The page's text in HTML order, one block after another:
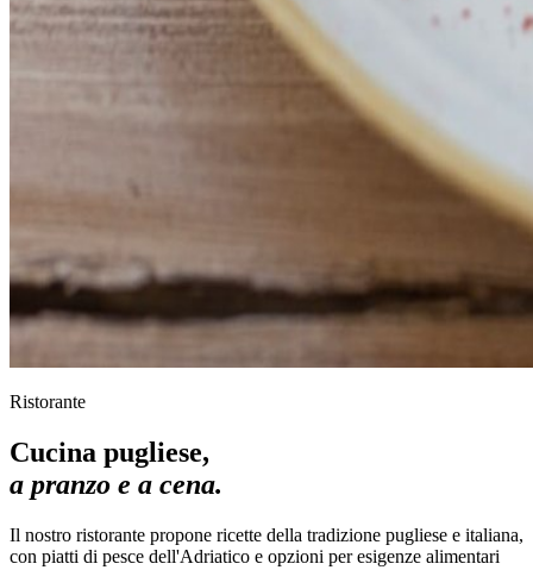
Ristorante
Cucina pugliese,
a pranzo e a cena.
Il nostro ristorante propone ricette della tradizione pugliese e italiana,
con piatti di pesce dell'Adriatico e opzioni per esigenze alimentari